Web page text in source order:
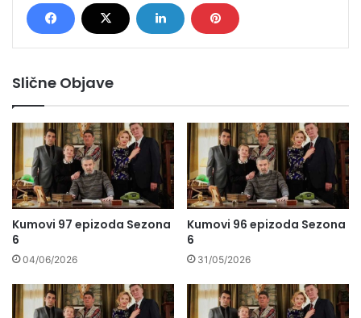
Slične Objave
Kumovi 97 epizoda Sezona
6
04/06/2026
Kumovi 96 epizoda Sezona
6
31/05/2026